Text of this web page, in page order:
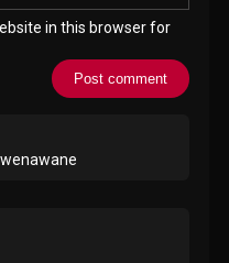
in this browser for